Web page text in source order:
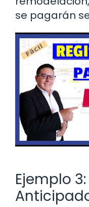
se pagarán
Ejemplo